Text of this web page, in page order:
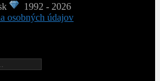
1992 - 2026
osobných údajov